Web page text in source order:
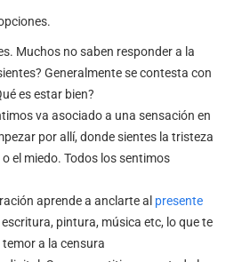
Muchos no saben responder a la
Generalmente se contesta con
es estar bien?
va asociado a una sensación en
por allí, donde sientes la tristeza
el miedo. Todos los sentimos
aprende a anclarte al presente
pintura, música etc, lo que te
a la censura